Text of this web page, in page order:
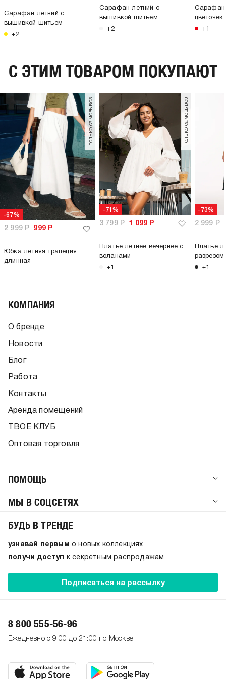
Сарафан летний с
вышивкой шитьем
+2
Сарафан летний с
вышивкой шитьем
+2
Сарафан
цветочек
+1
C ЭТИМ ТОВАРОМ ПОКУПАЮТ
-67%
только самовывоз
2 999Р 999 Р
Юбка летняя трапеция
длинная
-71%
только самовывоз
3 799Р 1 099 Р
Платье летнее вечернее с
воланами
+1
-73%
2 999Р
Платье
разрезом
+1
КОМПАНИЯ
О бренде
Новости
Блог
Работа
Контакты
Аренда помещений
ТВОЕ КЛУБ
Оптовая торговля
ПОМОЩЬ
МЫ В СОЦСЕТЯХ
БУДЬ В ТРЕНДЕ
узнавай первым о новых коллекциях
получи доступ к секретным распродажам
Подписаться на рассылку
8 800 555-56-96
Ежедневно с 9:00 до 21:00 по Москве